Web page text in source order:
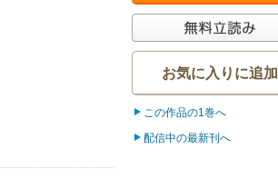
お気に入りに追加
この作品の1巻へ
配信中の最新刊へ